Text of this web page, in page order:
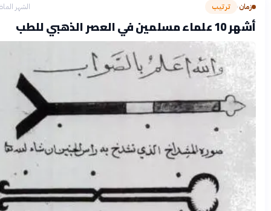
زمان› ترتيب الشهر الماضي
علماء مسلمين في العصر الذهبي للطب